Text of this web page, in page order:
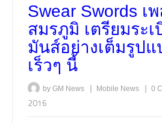
Swear Swords เ
สมรภูมิ เตรียมระ
มันส์อย่างเต็มรูป
เร็วๆ นี้
by GM News | Mobile News | 0
2016